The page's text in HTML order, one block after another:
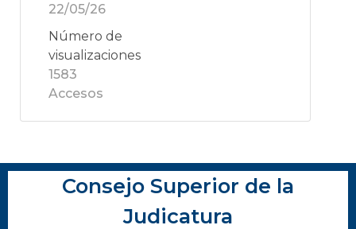
22/05/26
Número de
visualizaciones
1583
Accesos
Consejo Superior de la
Judicatura